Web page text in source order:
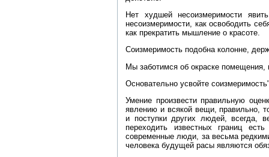
Нет худшей несоизмеримости
несоизмеримости, как освободить
как прекратить мышление о красоте.
Соизмеримость подобна колонне,
Мы заботимся об окраске
Основательно усвойте
Умение произвести правильную
явлению и всякой вещи, правильно,
и поступки других людей, всегда,
переходить известных границ
современные люди, за весьма
человека будущей расы являются